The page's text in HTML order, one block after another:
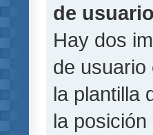
de
Hay dos
de usuario
la plantilla
la